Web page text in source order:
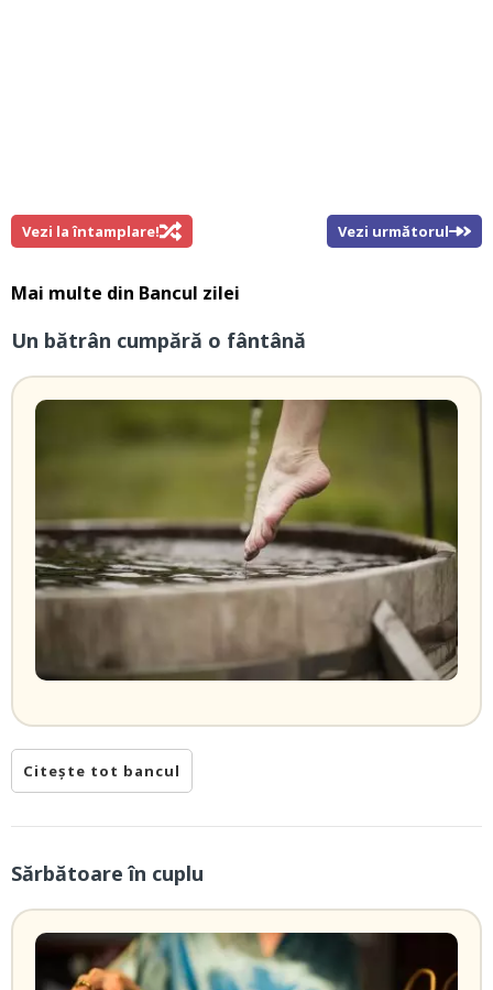
Vezi la întamplare! Vezi următorul
Mai multe din Bancul zilei
Un bătrân cumpără o fântână
Citește tot bancul
Sărbătoare în cuplu